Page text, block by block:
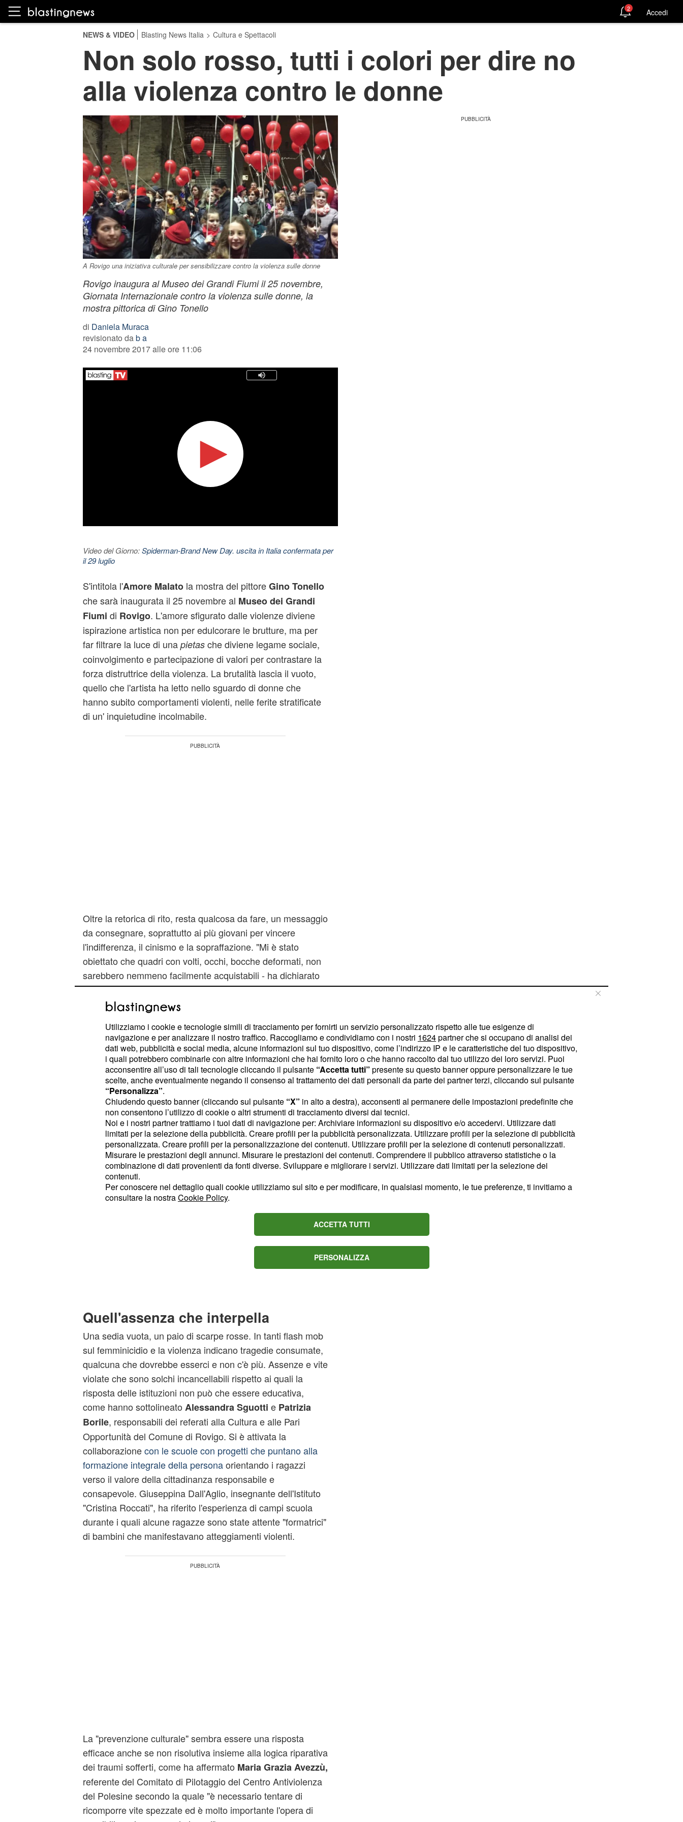
2 Accedi
NEWS & VIDEO Blasting News Italia > Cultura e Spettacoli
Non solo rosso, tutti i colori per dire no
alla violenza contro le donne
A Rovigo una iniziativa culturale per sensibilizzare contro la violenza sulle donne
Rovigo inaugura al Museo dei Grandi Fiumi il 25 novembre,
Giornata Internazionale contro la violenza sulle donne, la
mostra pittorica di Gino Tonello
di Daniela Muraca
revisionato dab a
24 novembre 2017 alle ore 11:06
Video del Giorno:Spiderman-Brand New Day. uscita in Italia confermata per
il 29 luglio
S'intitola l'Amore Malatola mostra del pittoreGino Tonello
che sarà inaugurata il 25 novembre al Museo dei Grandi
Fiumi di Rovigo. L'amore sfigurato dalle violenze diviene
ispirazione artistica non per edulcorare le brutture, ma per
far filtrare la luce di una pietasche diviene legame sociale,
coinvolgimento e partecipazione di valori per contrastare la
forza distruttrice della violenza. La brutalità lascia il vuoto,
quello che l'artista ha letto nello sguardo di donneche
hanno subito comportamenti violenti, nelle ferite stratificate
di un' inquietudine incolmabile.
Oltre la retorica di rito, resta qualcosa da fare, un messaggio
da consegnare, soprattutto ai più giovani per vincere
l'indifferenza, il cinismo e la sopraffazione. "Mi è stato
obiettato che quadri con volti, occhi, bocche deformati, non
sarebbero nemmeno facilmente acquistabili - ha dichiarato
Gino Tonello - ed io ho replicato che quando chiesero a
Picasso se avesse fatto lui Guernica, egli rispose 'no, lo
La Guernica sociale della violenza contro le donne non va
rimossa e neppure relegata ai "bollettini di guerra" delle
cronache giornaliere. Per dire no ad ogni forma di
aggressività, ilPalazzo del Comune di Rovigo, in adesione
all'iniziativa promossa dalla Regione Veneto, il 25 novembre
si tingerà di rosso.
Quell'assenza che interpella
Una sedia vuota, un paio di scarpe rosse. In tanti flash mob
sul femminicidio e la violenza indicano tragedie consumate,
qualcuna che dovrebbe esserci e non c'è più. Assenze e vite
violate che sono solchi incancellabili rispetto ai quali la
risposta delle istituzioni non può che essere educativa,
come hanno sottolineato Alessandra Sguotti e Patrizia
Borile, responsabili dei referati alla Cultura e alle Pari
Opportunità del Comune di Rovigo. Si è attivata la
collaborazionecon le scuole con progetti che puntano alla
formazione integrale della personaorientando i ragazzi
verso il valore della cittadinanza responsabile e
consapevole. Giuseppina Dall'Aglio, insegnante dell'Istituto
"Cristina Roccati", ha riferito l'esperienza di campi scuola
durante i quali alcune ragazze sono state attente "formatrici"
di bambini che manifestavano atteggiamenti violenti.
La "prevenzione culturale" sembra essere una risposta
efficace anche se non risolutiva insieme alla logica riparativa
dei traumi sofferti, come ha affermato Maria Grazia Avezzù,
referente del Comitato di Pilotaggio del Centro Antiviolenza
del Polesine secondo la quale "è necessario tentare di
ricomporre vite spezzate ed è molto importante l'opera di
Utilizziamo i cookie e tecnologie simili di tracciamento per fornirti un servizio personalizzato rispetto alle tue esigenze di
navigazione e per analizzare il nostro traffico. Raccogliamo e condividiamo con i nostri 1624partner che si occupano di analisi dei
dati web, pubblicità e social media, alcune informazioni sul tuo dispositivo, come l’indirizzo IP e le caratteristiche del tuo dispositivo,
i quali potrebbero combinarle con altre informazioni che hai fornito loro o che hanno raccolto dal tuo utilizzo dei loro servizi. Puoi
acconsentire all’uso di tali tecnologie cliccando il pulsante “Accetta tutti” presente su questo banner oppure personalizzare le tue
scelte, anche eventualmente negando il consenso al trattamento dei dati personali da parte dei partner terzi, cliccando sul pulsante
“Personalizza”.
Chiudendo questo banner (cliccando sul pulsante “X” in alto a destra), acconsenti al permanere delle impostazioni predefinite che
non consentono l’utilizzo di cookie o altri strumenti di tracciamento diversi dai tecnici.
Noi e i nostri partner trattiamo i tuoi dati di navigazione per: Archiviare informazioni su dispositivo e/o accedervi. Utilizzare dati
limitati per la selezione della pubblicità. Creare profili per la pubblicità personalizzata. Utilizzare profili per la selezione di pubblicità
personalizzata. Creare profili per la personalizzazione dei contenuti. Utilizzare profili per la selezione di contenuti personalizzati.
Misurare le prestazioni degli annunci. Misurare le prestazioni dei contenuti. Comprendere il pubblico attraverso statistiche o la
combinazione di dati provenienti da fonti diverse. Sviluppare e migliorare i servizi. Utilizzare dati limitati per la selezione dei
contenuti.
Per conoscere nel dettaglio quali cookie utilizziamo sul sito e per modificare, in qualsiasi momento, le tue preferenze, ti invitiamo a
consultare la nostraCookie Policy.
ACCETTA TUTTI
PERSONALIZZA